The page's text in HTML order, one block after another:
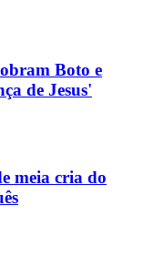
Boto e
de Jesus'
meia cria do